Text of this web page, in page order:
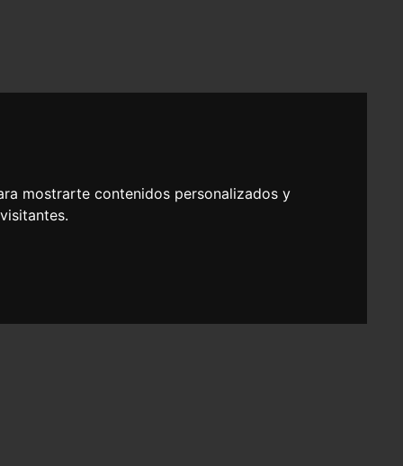
mostrarte contenidos personalizados y